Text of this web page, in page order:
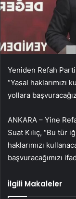
Yeniden Refah
“Yasal haklarımızı
yollara
ANKARA – Yine
Suat Kılıç, “Bu tür
haklarımızı
başvuracağımızı
İlgili Makaleler